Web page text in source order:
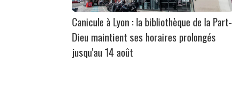
Canicule à Lyon : la bibliothèque de la Part-
Dieu maintient ses horaires prolongés
jusqu'au 14 août